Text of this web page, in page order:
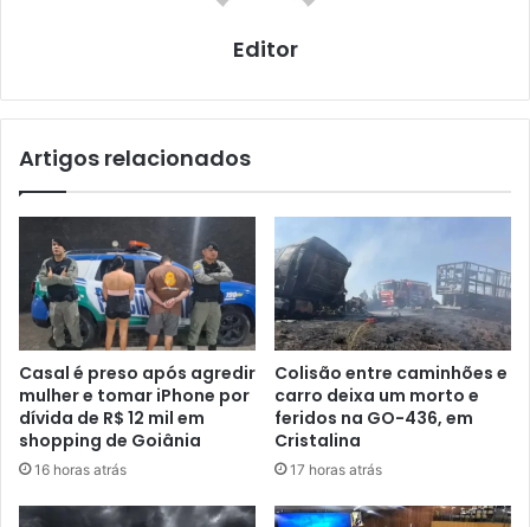
Editor
Artigos relacionados
Casal é preso após agredir
mulher e tomar iPhone por
dívida de R$ 12 mil em
shopping de Goiânia
16 horas atrás
Colisão entre caminhões e
carro deixa um morto e
feridos na GO-436, em
Cristalina
17 horas atrás